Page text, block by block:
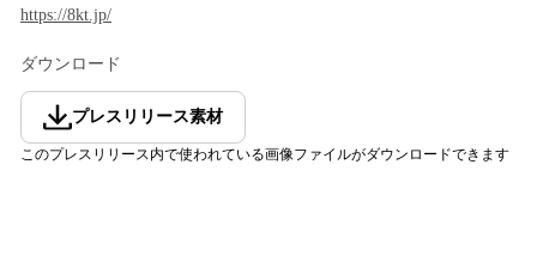
https://8kt.jp/
ダウンロード
プレスリリース素材
このプレスリリース内で使われている画像ファイルがダウンロードできます